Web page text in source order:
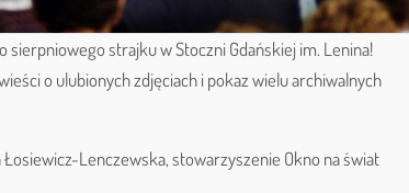
strajku w Stoczni Gdańskiej im. Lenina!
o ulubionych zdjęciach i pokaz wielu archiwalnych
Łosiewicz-Lenczewska, stowarzyszenie Okno na świat